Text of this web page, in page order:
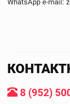
8 (952)